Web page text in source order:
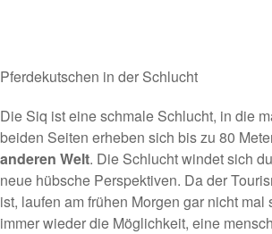
Pferdekutschen in der Schlucht
Die Siq ist eine schmale Schlucht, in die
beiden Seiten erheben sich bis zu 80
anderen Welt. Die Schlucht windet sich
neue hübsche Perspektiven. Da der
ist, laufen am frühen Morgen gar nicht
immer wieder die Möglichkeit, eine